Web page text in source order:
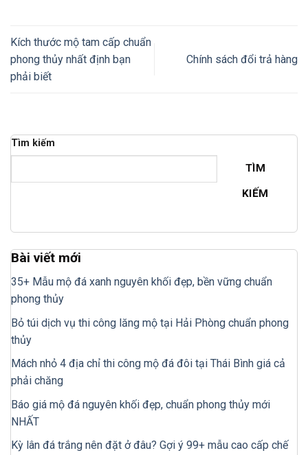
Kích thước mộ tam cấp chuẩn
phong thủy nhất định bạn
phải biết
Chính sách đổi trả hàng
Tìm kiếm
TÌM
KIẾM
Bài viết mới
35+ Mẫu mộ đá xanh nguyên khối đẹp, bền vững chuẩn
phong thủy
Bỏ túi dịch vụ thi công lăng mộ tại Hải Phòng chuẩn phong
thủy
Mách nhỏ 4 địa chỉ thi công mộ đá đôi tại Thái Bình giá cả
phải chăng
Báo giá mộ đá nguyên khối đẹp, chuẩn phong thủy mới
NHẤT
Kỳ lân đá trắng nên đặt ở đâu? Gợi ý 99+ mẫu cao cấp chế